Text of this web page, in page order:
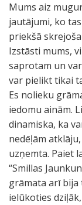
Mums aiz
jautājumi, ko
priekšā
Izstāsti mums,
saprotam un
var pielikt tikai
Es nolieku
iedomu ainām.
dinamiska, ka
nedēļām
uzņemta. Paiet
“Smillas
grāmata arī bija
ielūkoties